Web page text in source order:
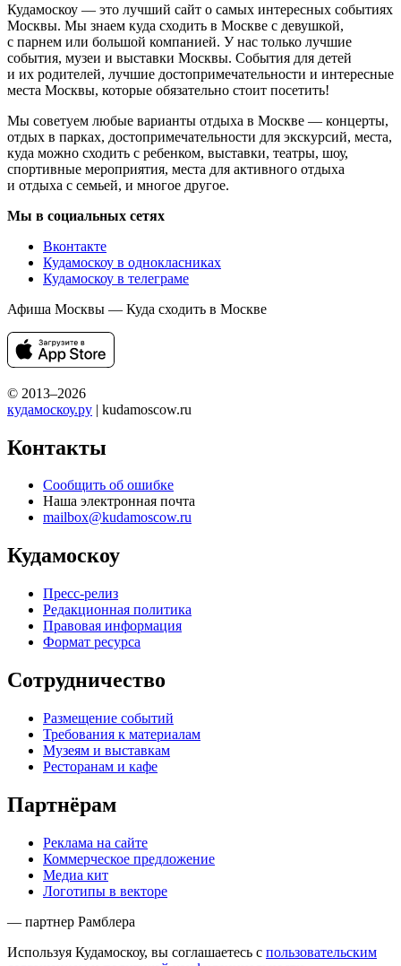
Кудамоскоу — это лучший сайт о самых интересных событиях
Москвы. Мы знаем куда сходить в Москве с девушкой,
с парнем или большой компанией. У нас только лучшие
события, музеи и выставки Москвы. События для детей
и их родителей, лучшие достопримечательности и интересные
места Москвы, которые обязательно стоит посетить!
Мы советуем любые варианты отдыха в Москве — концерты,
отдых в парках, достопримечательности для экскурсий, места,
куда можно сходить с ребенком, выставки, театры, шоу,
спортивные мероприятия, места для активного отдыха
и отдыха с семьей, и многое другое.
Мы в социальных сетях
Вконтакте
Кудамоскоу в однокласниках
Кудамоскоу в телеграме
Афиша Москвы — Куда сходить в Москве
© 2013–2026
кудамоскоу.ру | kudamoscow.ru
Контакты
Сообщить об ошибке
Наша электронная почта
mailbox@kudamoscow.ru
Кудамоскоу
Пресс-релиз
Редакционная политика
Правовая информация
Формат ресурса
Сотрудничество
Размещение событий
Требования к материалам
Музеям и выставкам
Ресторанам и кафе
Партнёрам
Реклама на сайте
Коммерческое предложение
Медиа кит
Логотипы в векторе
— партнер Рамблера
Используя Кудамоскоу, вы соглашаетесь с пользовательским